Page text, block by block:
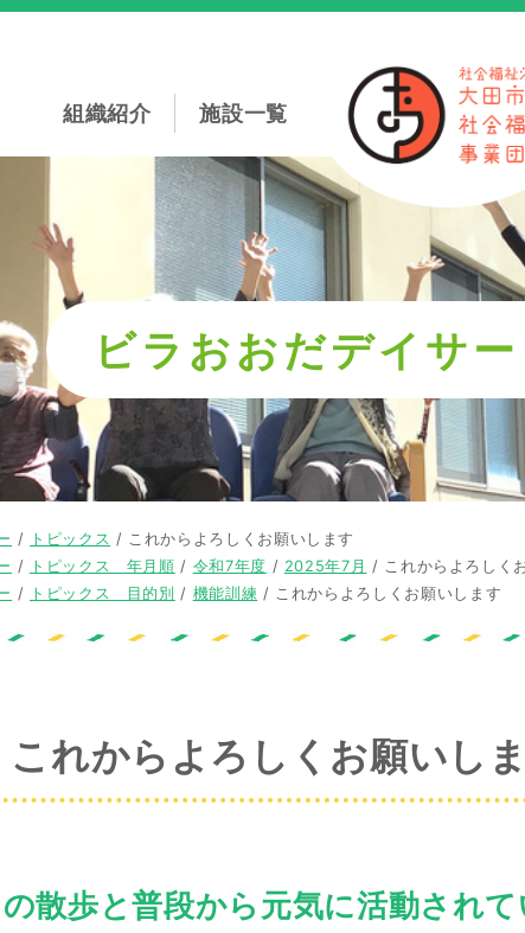
組織紹介 施設一覧
ビラおおだデイサ
/ トピックス / これからよろしくお願いします
/ トピックス 年月順 / 令和7年度 / 2025年7月 / これからよろしく
/ トピックス 目的別 / 機能訓練 / これからよろしくお願いします
これからよろしくお願いし
散歩と普段から元気に活動され